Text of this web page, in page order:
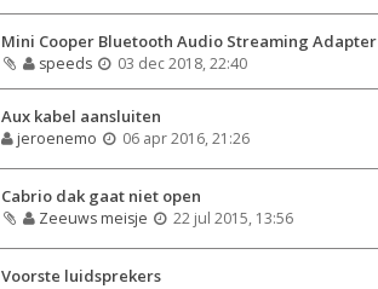
Mini Cooper Bluetooth Audio Streaming Adapter
speeds 03 dec 2018, 22:40
Aux kabel aansluiten
jeroenemo 06 apr 2016, 21:26
Cabrio dak gaat niet open
Zeeuws meisje 22 jul 2015, 13:56
Voorste luidsprekers